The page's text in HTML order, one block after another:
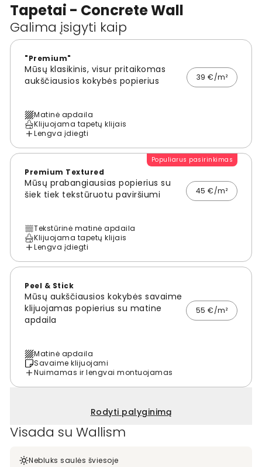
Tapetai - Concrete Wall
Galima įsigyti kaip
"Premium"
Mūsų klasikinis, visur pritaikomas
aukščiausios kokybės popierius
39 €/m²
Matinė apdaila
Klijuojama tapetų klijais
Lengva įdiegti
Populiarus pasirinkimas
Premium Textured
Mūsų prabangiausias popierius su
šiek tiek tekstūruotu paviršiumi
45 €/m²
Tekstūrinė matinė apdaila
Klijuojama tapetų klijais
Lengva įdiegti
Peel & Stick
Mūsų aukščiausios kokybės savaime
klijuojamas popierius su matine
apdaila
55 €/m²
Matinė apdaila
Savaime klijuojami
Nuimamas ir lengvai montuojamas
Rodyti palyginimą
Visada su Wallism
Nebluks saulės šviesoje